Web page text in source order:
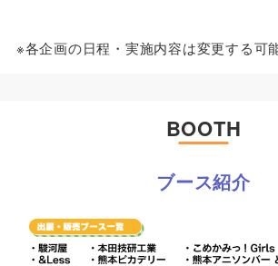
※各企画の日程・実施内容は変更する可
BOOTH
ブース紹介